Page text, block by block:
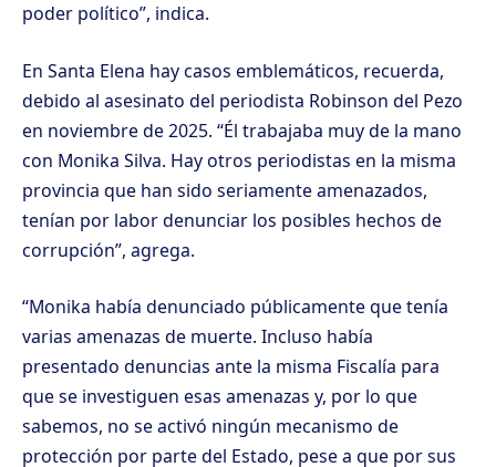
poder político”, indica.
En Santa Elena hay casos emblemáticos, recuerda,
debido al asesinato del periodista Robinson del Pezo
en noviembre de 2025. “Él trabajaba muy de la mano
con Monika Silva. Hay otros periodistas en la misma
provincia que han sido seriamente amenazados,
tenían por labor denunciar los posibles hechos de
corrupción”, agrega.
“Monika había denunciado públicamente que tenía
varias amenazas de muerte. Incluso había
presentado denuncias ante la misma Fiscalía para
que se investiguen esas amenazas y, por lo que
sabemos, no se activó ningún mecanismo de
protección por parte del Estado, pese a que por sus